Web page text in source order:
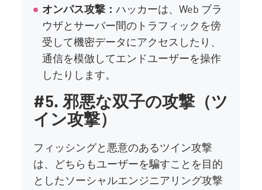
オンパス攻撃：ハッカーは、Web ブラ
ウザとサーバー間のトラフィックを傍
受して機密データにアクセスしたり、
通信を模倣してエンドユーザーを操作
したりします。
#5. 邪悪な双子の攻撃（ツ
イン攻撃）
フィッシングと悪意のあるツイン攻撃
は、どちらもユーザーを騙すことを目的
としたソーシャルエンジニアリング攻撃